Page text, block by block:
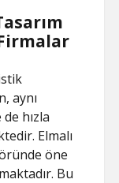
aynı
hızla
Elmalı
öne
Bu